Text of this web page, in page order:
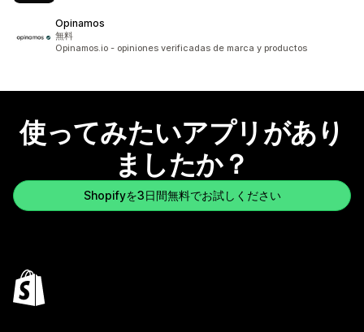
Opinamos
無料
Opinamos.io - opiniones verificadas de marca y productos
使ってみたいアプリがあり
ましたか？
Shopifyを3日間無料でお試しください